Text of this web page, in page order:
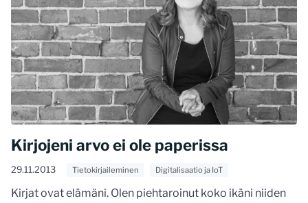
Kirjojeni arvo ei ole paperissa
29.11.2013 Tietokirjaileminen Digitalisaatio ja IoT
Kirjat ovat elämäni. Olen piehtaroinut koko ikäni niiden